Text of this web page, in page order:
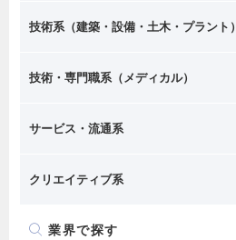
技術系（建築・設備・土木・プラント）
技術・専門職系（メディカル）
サービス・流通系
クリエイティブ系
業界で探す